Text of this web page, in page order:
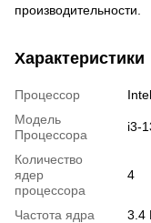
производительности.
Характеристики
Процессор
Модель
Процессора
i3-
Количество
ядер
процессора
4
Частота ядра
3.4